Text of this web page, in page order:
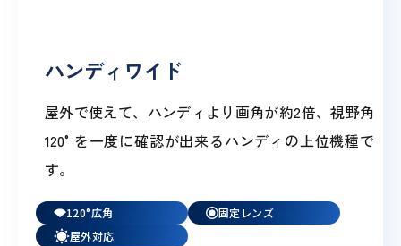
ハンディワイド
屋外で使えて、ハンディより画角が約2倍、視野角
120°を一度に確認が出来るハンディの上位機種で
す。
120°広角
固定レンズ
屋外対応